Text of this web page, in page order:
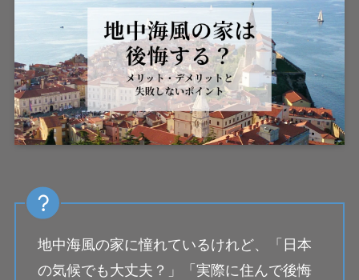
地中海風の家に憧れているけれど、「日本
の気候でも大丈夫？」「実際に住んで後悔